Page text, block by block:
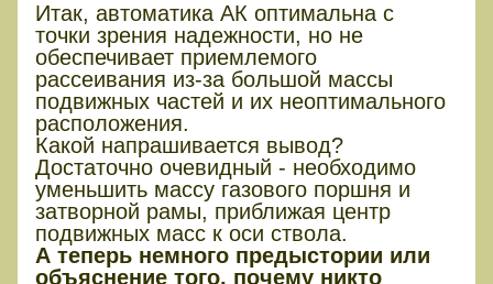
Итак, автоматика АК оптимальна с
точки зрения надежности, но не
обеспечивает приемлемого
рассеивания из-за большой массы
подвижных частей и их неоптимального
расположения.
Какой напрашивается вывод?
Достаточно очевидный - необходимо
уменьшить массу газового поршня и
затворной рамы, приближая центр
подвижных масс к оси ствола.
А теперь немного предыстории или
объяснение того, почему никто